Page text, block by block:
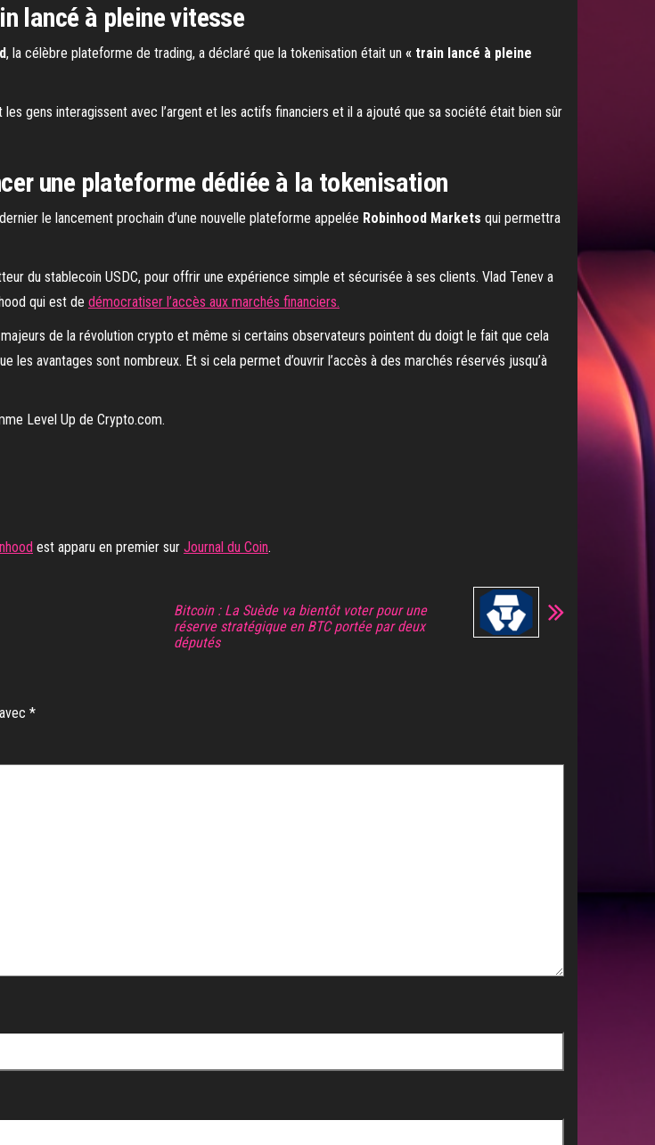
lancé à pleine vitesse
, la célèbre plateforme de trading, a déclaré que la tokenisation était un « train lancé à pleine
gens interagissent avec l’argent et les actifs financiers et il a ajouté que sa société était bien sûr
une plateforme dédiée à la tokenisation
le lancement prochain d’une nouvelle plateforme appelée Robinhood Markets qui permettra
du stablecoin USDC, pour offrir une expérience simple et sécurisée à ses clients. Vlad Tenev a
qui est de démocratiser l’accès aux marchés financiers.
de la révolution crypto et même si certains observateurs pointent du doigt le fait que cela
avantages sont nombreux. Et si cela permet d’ouvrir l’accès à des marchés réservés jusqu’à
Level Up de Crypto.com.
est apparu en premier sur Journal du Coin.
Bitcoin : La Suède va bientôt voter pour une
réserve stratégique en BTC portée par deux
députés
*